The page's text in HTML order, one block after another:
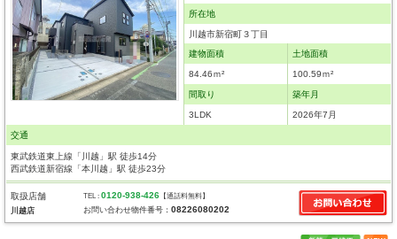
所在地
川越市新宿町３丁目
建物面積
84.46ｍ²
土地面積
100.59ｍ²
間取り
3LDK
築年月
2026年7月
交通
東武鉄道東上線「川越」駅 徒歩14分
西武鉄道新宿線「本川越」駅 徒歩23分
取扱店舗
川越店
TEL :0120-938-426 【通話料無料】
お問い合わせ物件番号：08226080202